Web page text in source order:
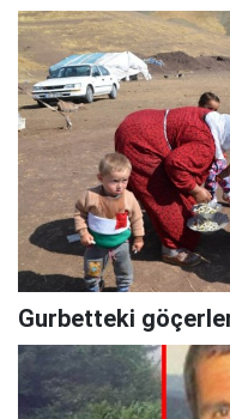
Gurbetteki